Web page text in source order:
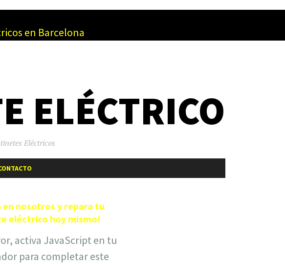
en Barcelona
ELÉCTRICO
Eléctricos
en nosotros y repara tu
eléctrico hoy mismo!
activa JavaScript en tu
para completar este